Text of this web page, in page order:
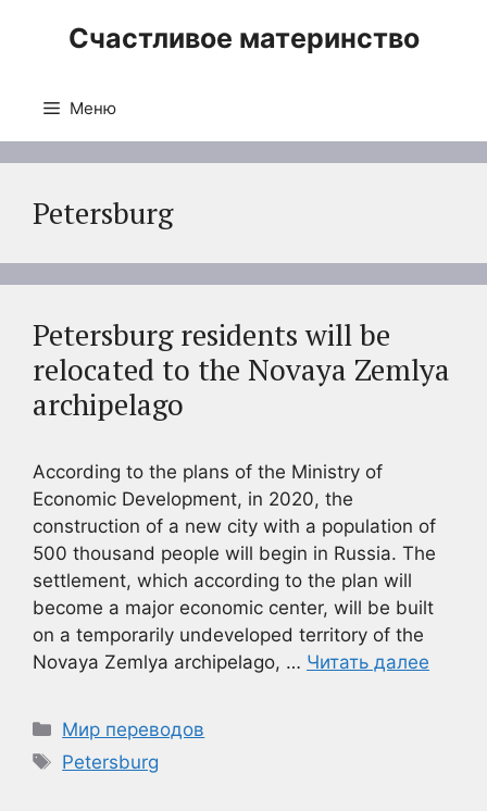
Счастливое материнство
Меню
Petersburg
Petersburg residents will be
relocated to the Novaya Zemlya
archipelago
According to the plans of the Ministry of
Economic Development, in 2020, the
construction of a new city with a population of
500 thousand people will begin in Russia. The
settlement, which according to the plan will
become a major economic center, will be built
on a temporarily undeveloped territory of the
Novaya Zemlya archipelago, … Читать далее
Рубрики
Мир переводов
Метки
Petersburg